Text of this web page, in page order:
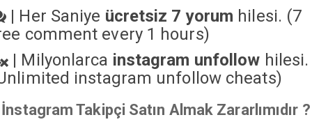
| Her Saniye ücretsiz 7 yorum hilesi. (7
comment every 1 hours)
| Milyonlarca instagram unfollow hilesi.
instagram unfollow cheats)
İnstagram Takipçi Satın Almak Zararlımıdır ?